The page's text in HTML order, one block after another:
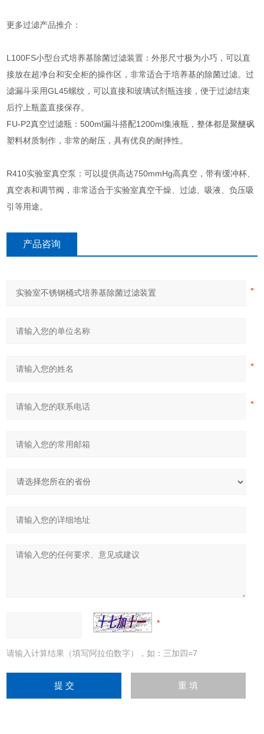
更多过滤产品推介：
L100FS小型台式培养基除菌过滤装置：外形尺寸极为小巧，可以直
接放在超净台和安全柜的操作区，非常适合于培养基的除菌过滤。过
滤漏斗采用GL45螺纹，可以直接和玻璃试剂瓶连接，便于过滤结束
后拧上瓶盖直接保存。
FU-P2真空过滤瓶：500ml漏斗搭配1200ml集液瓶，整体都是聚醚砜
塑料材质制作，非常的耐压，具有优良的耐摔性。
R410实验室真空泵：可以提供高达750mmHg高真空，带有缓冲杯、
真空表和调节阀，非常适合于实验室真空干燥、过滤、吸液、负压吸
引等用途。
产品咨询
请输入计算结果（填写阿拉伯数字），如：三加四=7